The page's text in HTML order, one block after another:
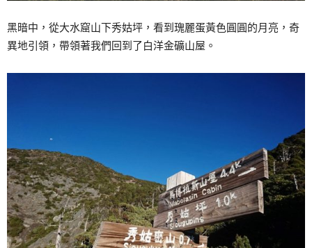
黑暗中，從大水窟山下秀姑坪，看到瑰麗蛋黃色圓圓的月亮，奇
異地引領，帶領著我們回到了白洋金礦山屋。